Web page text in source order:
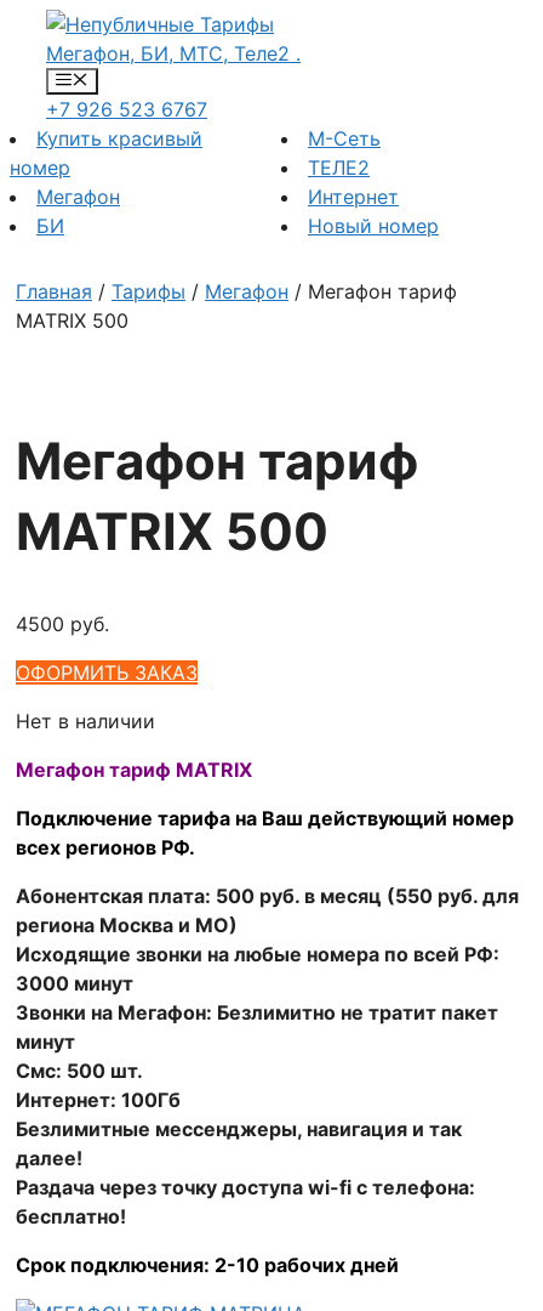
Перейти
содержимому
Меню
+7 926 523 6767
Купить красивый
номер
Мегафон
БИ
М-Сеть
ТЕЛЕ2
Интернет
Новый номер
Главная / Тарифы / Мегафон / Мегафон тариф
MATRIX 500
Мегафон тариф
MATRIX 500
4500 руб.
ОФОРМИТЬ ЗАКАЗ
Нет в наличии
Мегафон тариф MATRIX
Подключение тарифа на Ваш действующий номер
всех регионов РФ.
Абонентская плата: 500 руб. в месяц (550 руб. для
региона Москва и МО)
Исходящие звонки на любые номера по всей РФ:
3000 минут
Звонки на Мегафон: Безлимитно не тратит пакет
минут
Смс: 500 шт.
Интернет: 100Гб
Безлимитные мессенджеры, навигация и так
далее!
Раздача через точку доступа wi-fi с телефона:
бесплатно!
Срок подключения: 2-10 рабочих дней